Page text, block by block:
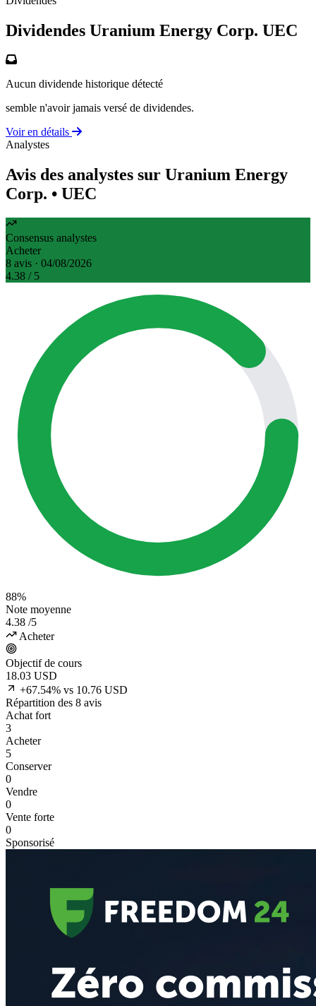
Dividendes Uranium Energy Corp. UEC
Aucun dividende historique détecté
semble n'avoir jamais versé de dividendes.
Voir en détails
Analystes
Avis des analystes sur Uranium Energy
Corp. • UEC
Consensus analystes
Acheter
8 avis · 04/08/2026
4.38 / 5
88%
Note moyenne
4.38 /5
Acheter
Objectif de cours
18.03 USD
+67.54% vs 10.76 USD
Répartition des 8 avis
Achat fort
3
Acheter
5
Conserver
0
Vendre
0
Vente forte
0
Sponsorisé